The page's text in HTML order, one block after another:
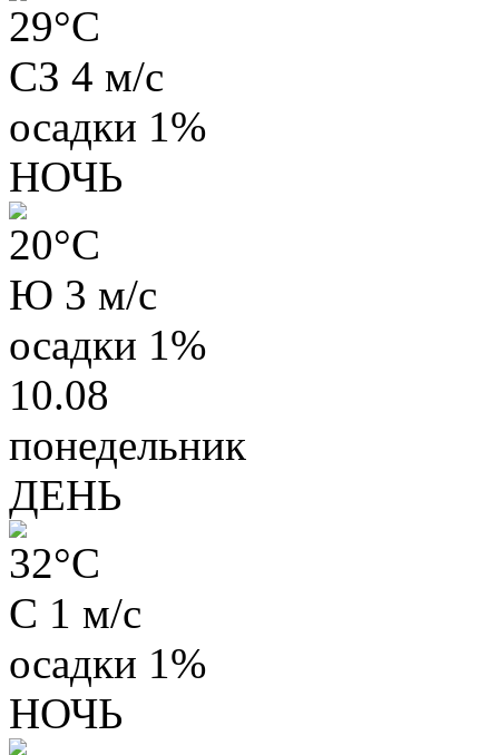
29°C
СЗ 4 м/с
осадки 1%
НОЧЬ
20°C
Ю 3 м/с
осадки 1%
10.08
понедельник
ДЕНЬ
32°C
С 1 м/с
осадки 1%
НОЧЬ